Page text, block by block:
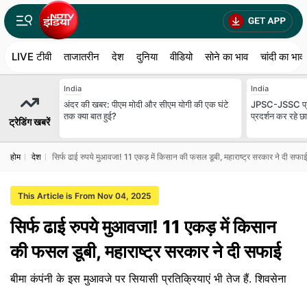
LIVE टीवी ताजातरीन देश दुनिया वीडियो सोने का भाव चांदी का भाव
ट्रेडिंग खबरें
India
अंदर की खबर: पीएम मोदी और सीएम योगी की एक घंटे
तक क्या बात हुई?
India
JPSC-JSSC
प्रदर्शन कर रहे
होम देश सिर्फ ढाई रुपये मुआवजा! 11 एकड़ में किसान की फसल डूबी, महाराष्ट्र सरकार ने दी सफाई
This Article is From Nov 04, 2025
सिर्फ ढाई रुपये मुआवजा! 11 एकड़ में किसान
की फसल डूबी, महाराष्ट्र सरकार ने दी सफाई
बीमा कंपंनी के इस मुआवजे पर सियासी प्रतिक्रियाएं भी तेज हैं. शिवसेना